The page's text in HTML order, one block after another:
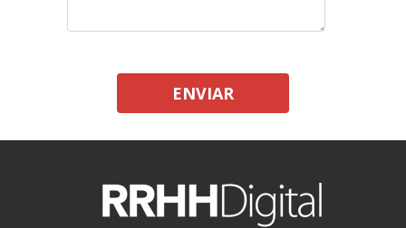
ENVIAR